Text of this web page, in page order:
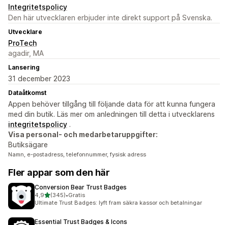
Integritetspolicy
Den här utvecklaren erbjuder inte direkt support på Svenska.
Utvecklare
ProTech
agadir, MA
Lansering
31 december 2023
Dataåtkomst
Appen behöver tillgång till följande data för att kunna fungera
med din butik. Läs mer om anledningen till detta i utvecklarens
integritetspolicy .
Visa personal- och medarbetaruppgifter:
Butiksägare
Namn, e-postadress, telefonnummer, fysisk adress
Fler appar som den här
Conversion Bear Trust Badges
4,9av 5 stjärnor
(345)
345 recensioner totalt
•Gratis
Ultimate Trust Badges: lyft fram säkra kassor och betalningar
Essential Trust Badges & Icons